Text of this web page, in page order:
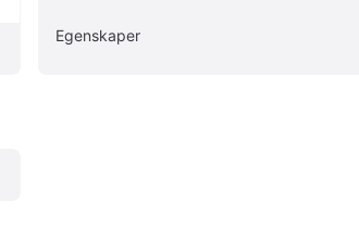
Egenskaper